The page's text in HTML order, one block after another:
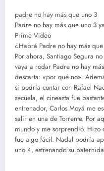
padre no hay mas que uno 3
Padre no hay más que uno 3
Prime Video
¿Habrá Padre no hay más
Por ahora, Santiago Segura
vaya a rodar Padre no hay
descarta: «por qué no».
si podría contar con Rafael
secuela, el cineasta fue
entrenador, Carlos Moyá me
salir en una de Torrente. Por
mundo y me sorprendió. Hizo
fue algo fácil. Nadal podría
uno 4, estrenando su